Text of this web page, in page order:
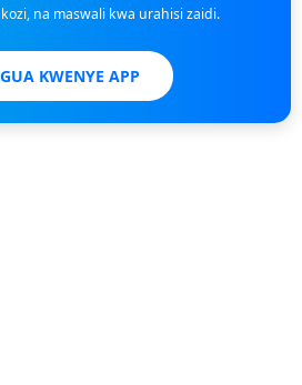
na maswali kwa urahisi zaidi.
KWENYE APP